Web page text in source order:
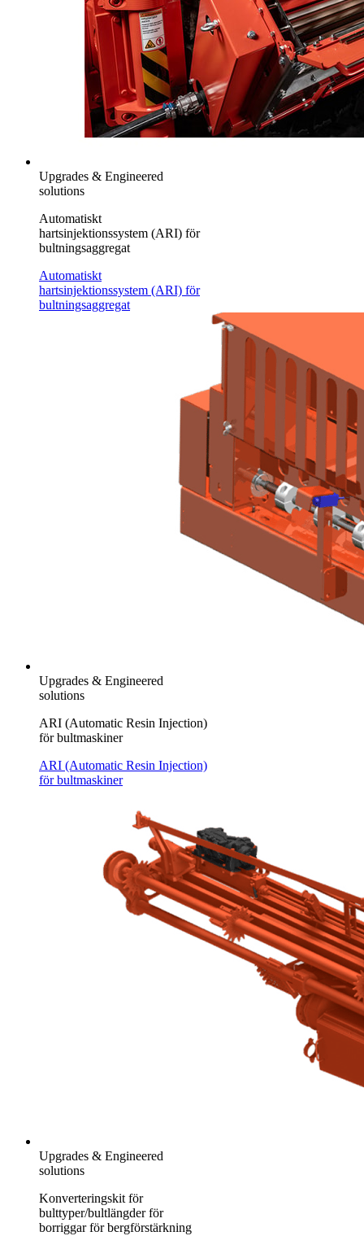
Upgrades & Engineered
solutions
Automatiskt
hartsinjektionssystem (ARI) för
bultningsaggregat
Automatiskt
hartsinjektionssystem (ARI) för
bultningsaggregat
Upgrades & Engineered
solutions
ARI (Automatic Resin Injection)
för bultmaskiner
ARI (Automatic Resin Injection)
för bultmaskiner
Upgrades & Engineered
solutions
Konverteringskit för
bulttyper/bultlängder för
borriggar för bergförstärkning